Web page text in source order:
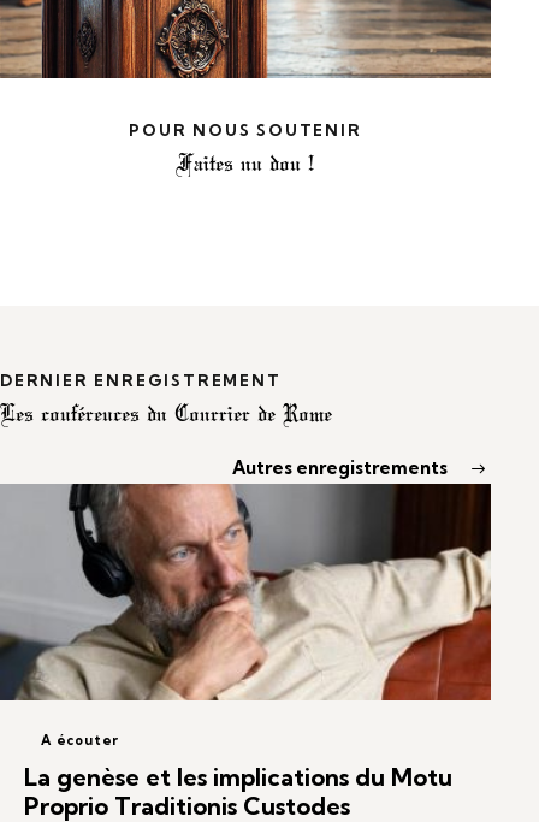
POUR NOUS SOUTENIR
Faites un don !
DERNIER ENREGISTREMENT
Les conférences du Courrier de Rome
Autres enregistrements
A écouter
La genèse et les implications du Motu
Proprio Traditionis Custodes